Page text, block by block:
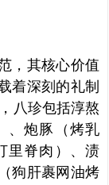
，其核心价值
着深刻的礼制
八珍包括淳熬
、炮豚（烤乳
里脊肉）、渍
狗肝裹网油烤